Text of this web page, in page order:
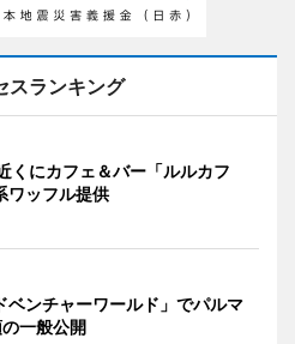
スランキング
くにカフェ＆バー「ルルカフ
ッフル提供
ベンチャーワールド」でパルマ
一般公開